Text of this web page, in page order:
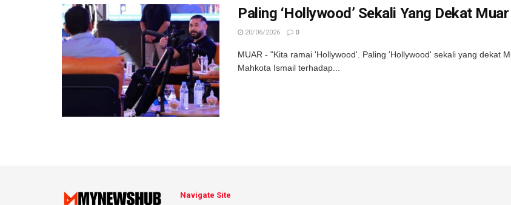
Paling ‘Hollywood’ Sekali Yang Dekat
20/06/2026 0
MUAR - "Kita ramai 'Hollywood'. Paling 'Hollywood' sekali yang dekat
Mahkota Ismail terhadap...
Navigate Site